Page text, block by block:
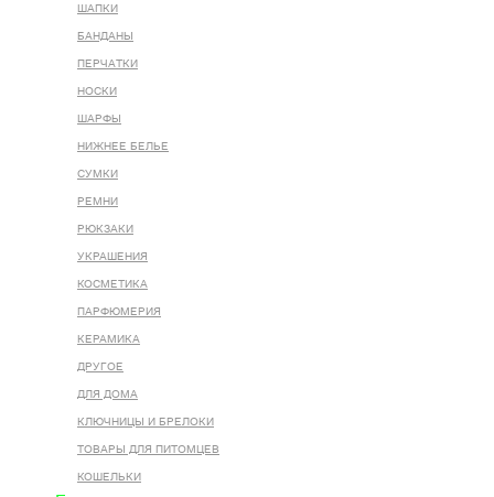
ШАПКИ
БАНДАНЫ
ПЕРЧАТКИ
НОСКИ
ШАРФЫ
НИЖНЕЕ БЕЛЬЕ
СУМКИ
РЕМНИ
РЮКЗАКИ
УКРАШЕНИЯ
КОСМЕТИКА
ПАРФЮМЕРИЯ
КЕРАМИКА
ДРУГОЕ
ДЛЯ ДОМА
КЛЮЧНИЦЫ И БРЕЛОКИ
ТОВАРЫ ДЛЯ ПИТОМЦЕВ
КОШЕЛЬКИ